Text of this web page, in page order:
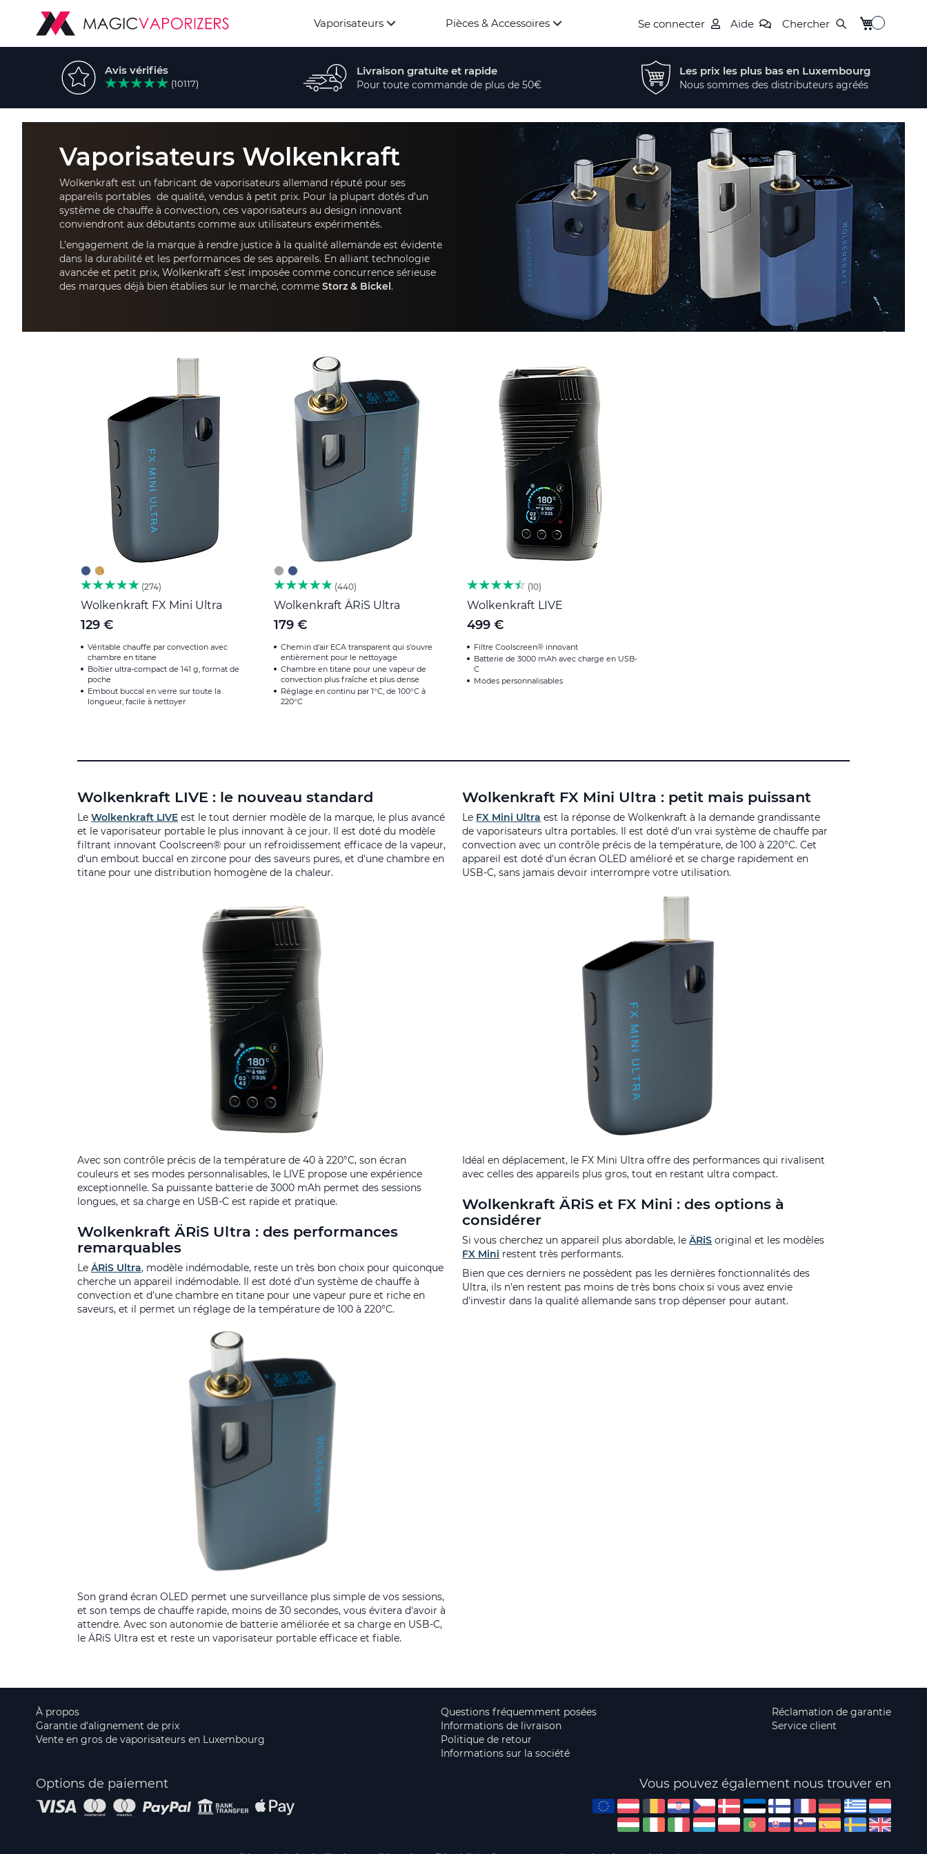
Vaporisateurs Pièces & Accessoires Se connecter Aide Chercher Mon panier
Avis vérifiés
(10117)
Livraison gratuite et rapide
Pour toute commande de plus de 50€
Les prix les plus bas en Luxembourg
Nous sommes des distributeurs agréés
Vaporisateurs Wolkenkraft
Wolkenkraft est un fabricant de vaporisateurs allemand réputé pour ses
appareils portables de qualité, vendus à petit prix. Pour la plupart dotés d’un
système de chauffe à convection, ces vaporisateurs au design innovant
conviendront aux débutants comme aux utilisateurs expérimentés.
L’engagement de la marque à rendre justice à la qualité allemande est évidente
dans la durabilité et les performances de ses appareils. En alliant technologie
avancée et petit prix, Wolkenkraft s’est imposée comme concurrence sérieuse
des marques déjà bien établies sur le marché, comme Storz & Bickel.
274
Wolkenkraft FX Mini Ultra
129 €
Véritable chauffe par convection avec
chambre en titane
Boîtier ultra-compact de 141 g, format de
poche
Embout buccal en verre sur toute la
longueur, facile à nettoyer
440
Wolkenkraft ÄRiS Ultra
179 €
Chemin d'air ECA transparent qui s'ouvre
entièrement pour le nettoyage
Chambre en titane pour une vapeur de
convection plus fraîche et plus dense
Réglage en continu par 1°C, de 100°C à
220°C
10
Wolkenkraft LIVE
499 €
Filtre Coolscreen® innovant
Batterie de 3000 mAh avec charge en USB-
C
Modes personnalisables
Wolkenkraft LIVE : le nouveau standard
Le Wolkenkraft LIVE est le tout dernier modèle de la marque, le plus avancé
et le vaporisateur portable le plus innovant à ce jour. Il est doté du modèle
filtrant innovant Coolscreen® pour un refroidissement efficace de la vapeur,
d'un embout buccal en zircone pour des saveurs pures, et d'une chambre en
titane pour une distribution homogène de la chaleur.
Avec son contrôle précis de la température de 40 à 220°C, son écran
couleurs et ses modes personnalisables, le LIVE propose une expérience
exceptionnelle. Sa puissante batterie de 3000 mAh permet des sessions
longues, et sa charge en USB-C est rapide et pratique.
Wolkenkraft ÄRiS Ultra : des performances
remarquables
Le ÄRiS Ultra, modèle indémodable, reste un très bon choix pour quiconque
cherche un appareil indémodable. Il est doté d'un système de chauffe à
convection et d'une chambre en titane pour une vapeur pure et riche en
saveurs, et il permet un réglage de la température de 100 à 220°C.
Son grand écran OLED permet une surveillance plus simple de vos sessions,
et son temps de chauffe rapide, moins de 30 secondes, vous évitera d'avoir à
attendre. Avec son autonomie de batterie améliorée et sa charge en USB-C,
le ÄRiS Ultra est et reste un vaporisateur portable efficace et fiable.
Wolkenkraft FX Mini Ultra : petit mais puissant
Le FX Mini Ultra est la réponse de Wolkenkraft à la demande grandissante
de vaporisateurs ultra portables. Il est doté d'un vrai système de chauffe par
convection avec un contrôle précis de la température, de 100 à 220°C. Cet
appareil est doté d'un écran OLED amélioré et se charge rapidement en
USB-C, sans jamais devoir interrompre votre utilisation.
Idéal en déplacement, le FX Mini Ultra offre des performances qui rivalisent
avec celles des appareils plus gros, tout en restant ultra compact.
Wolkenkraft ÄRiS et FX Mini : des options à
considérer
Si vous cherchez un appareil plus abordable, leÄRiS original et les modèles
FX Mini restent très performants.
Bien que ces derniers ne possèdent pas les dernières fonctionnalités des
Ultra, ils n'en restent pas moins de très bons choix si vous avez envie
d'investir dans la qualité allemande sans trop dépenser pour autant.
À propos
Garantie d'alignement de prix
Vente en gros de vaporisateurs en Luxembourg
Questions fréquemment posées
Informations de livraison
Politique de retour
Informations sur la société
Réclamation de garantie
Service client
Options de paiement Vous pouvez également nous trouver en